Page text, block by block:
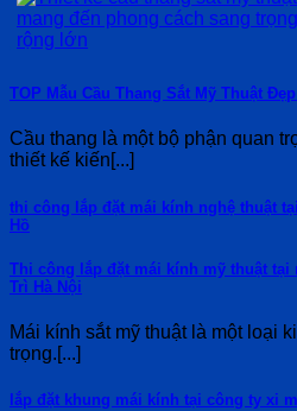
TOP Mẫu Cầu Thang Sắt Mỹ Thuật
Cầu thang là một bộ phận quan
thiết kế kiến[...]
thi công lắp đặt mái kính nghệ thuật
Hồ
Thi công lắp đặt mái kính mỹ thuật tại
Trì Hà Nội
Mái kính sắt mỹ thuật là một loại
trọng.[...]
lắp đặt khung mái kính tại công ty xi